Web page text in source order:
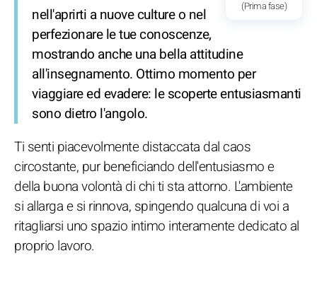
(Prima fase)
nell'aprirti a nuove culture o nel
perfezionare le tue conoscenze,
mostrando anche una bella attitudine
all'insegnamento. Ottimo momento per
viaggiare ed evadere: le scoperte entusiasmanti
sono dietro l'angolo.
Ti senti piacevolmente distaccata dal caos
circostante, pur beneficiando dell'entusiasmo e
della buona volontà di chi ti sta attorno. L'ambiente
si allarga e si rinnova, spingendo qualcuna di voi a
ritagliarsi uno spazio intimo interamente dedicato al
proprio lavoro.